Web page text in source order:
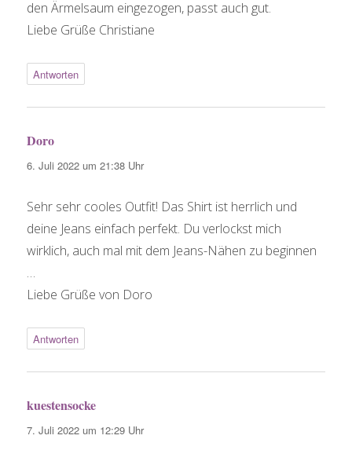
den Ärmelsaum eingezogen, passt auch gut.
Liebe Grüße Christiane
Antworten
Doro
6. Juli 2022 um 21:38 Uhr
Sehr sehr cooles Outfit! Das Shirt ist herrlich und
deine Jeans einfach perfekt. Du verlockst mich
wirklich, auch mal mit dem Jeans-Nähen zu beginnen
…
Liebe Grüße von Doro
Antworten
kuestensocke
7. Juli 2022 um 12:29 Uhr